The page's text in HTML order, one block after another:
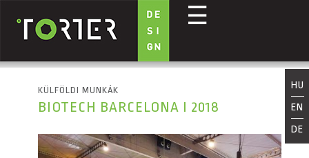
Ugrás a tartalomra
☰
HU
EN
DE
KÜLFÖLDI MUNKÁK
BIOTECH BARCELONA I 2018